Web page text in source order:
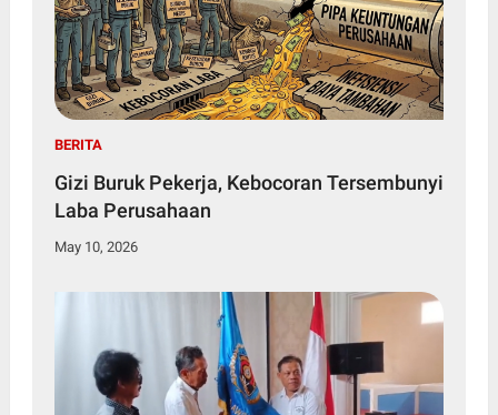
BERITA
Gizi Buruk Pekerja, Kebocoran Tersembunyi
Laba Perusahaan
May 10, 2026